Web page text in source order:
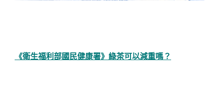
《衛生福利部國民健康署》綠茶可以減重嗎？